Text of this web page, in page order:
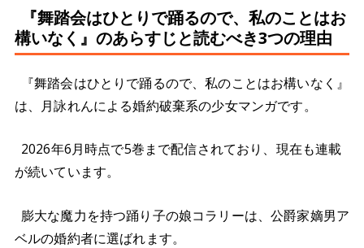
『舞踏会はひとりで踊るので、私のことはお
構いなく』のあらすじと読むべき3つの理由
『舞踏会はひとりで踊るので、私のことはお構いなく』
は、月詠れんによる婚約破棄系の少女マンガです。
2026年6月時点で5巻まで配信されており、現在も連載
が続いています。
膨大な魔力を持つ踊り子の娘コラリーは、公爵家嫡男ア
ベルの婚約者に選ばれます。